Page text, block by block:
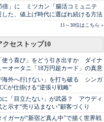
倍」に ミツカン「腸活コミュニテ
した、値上げ時代に選ばれ続ける方法
11～30位はこちら »
クセストップ10
使う喜び」をどう引き出すか ダイナ
ーオータニ「18万円超カード」の真意
海外へ行けない」を打ち破る シンガ
が仕掛ける“逆張り戦略”
に「目立たない」が武器？ アウディ
示す“売り込まない”顧客づくり
イガーが“新宿ど真ん中”で描く世界戦